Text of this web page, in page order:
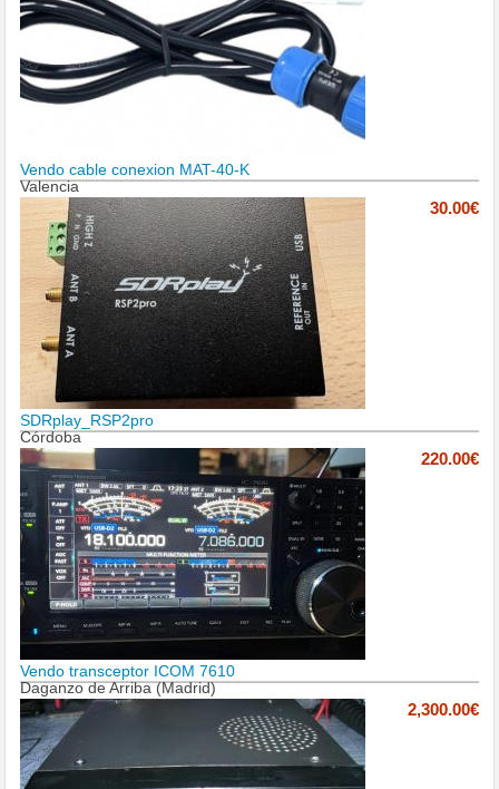
Vendo cable conexion MAT-40-K
Valencia
30.00€
SDRplay_RSP2pro
Córdoba
220.00€
Vendo transceptor ICOM 7610
Daganzo de Arriba (Madrid)
2,300.00€